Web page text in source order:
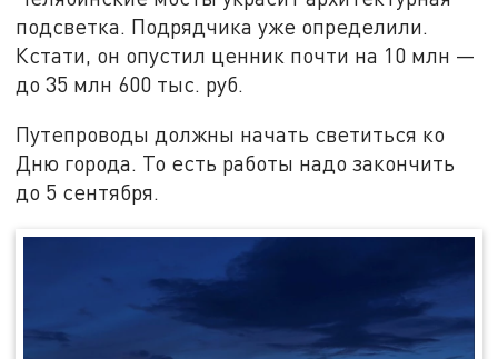
подсветка. Подрядчика уже определили.
Кстати, он опустил ценник почти на 10 млн —
до 35 млн 600 тыс. руб.
Путепроводы должны начать светиться ко
Дню города. То есть работы надо закончить
до 5 сентября.